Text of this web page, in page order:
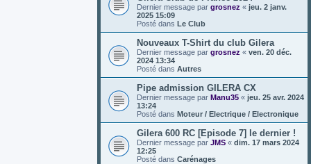
Dernier message par grosnez « jeu. 2 janv.
2025 15:09
Posté dans Le Club
Nouveaux T-Shirt du club Gilera
Dernier message par grosnez « ven. 20 déc.
2024 13:34
Posté dans Autres
Pipe admission GILERA CX
Dernier message par Manu35 « jeu. 25 avr. 2024
13:24
Posté dans Moteur / Electrique / Electronique
Gilera 600 RC [Episode 7] le dernier !
Dernier message par JMS « dim. 17 mars 2024
12:25
Posté dans Carénages